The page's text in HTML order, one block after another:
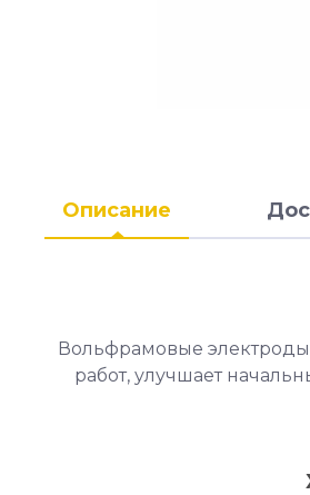
Описание
Вольфрамовые
работ, улучшает